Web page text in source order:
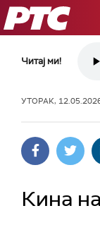
РТС
Читај ми!
УТОРАК,
Кина